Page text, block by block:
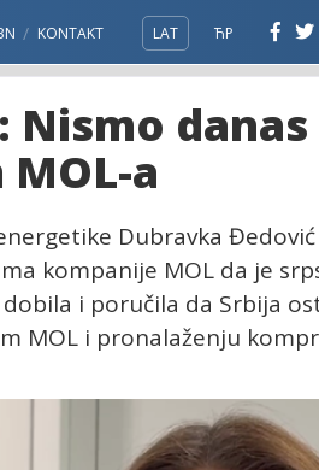
KONTAKT LAT ЋР
Nismo
a
Dubravka
kompanije MOL da je
i poručila da Srbija
MOL i pronalaženju